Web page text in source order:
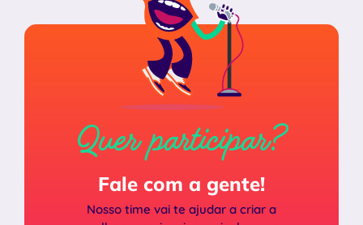
Quer participar?
Fale com a gente!
Nosso time vai te ajudar a criar a